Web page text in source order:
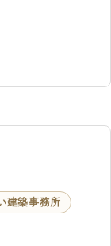
建築事務所